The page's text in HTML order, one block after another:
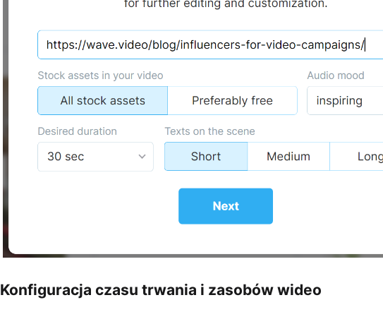
Konfiguracja czasu trwania i zasobów wideo